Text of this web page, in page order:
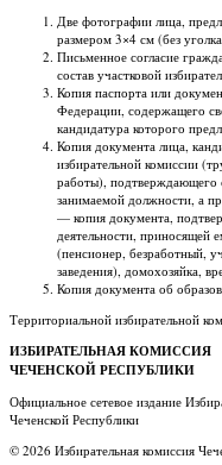
Две фотографии лица,
размером 3×4 см (без
Письменное согласие
состав участковой
Копия паспорта или
Федерации, содержащего
кандидатура которого
Копия документа лица,
избирательной комиссии
работы), подтверждающего
занимаемой должности, а
— копия документа,
деятельности, приносящей
(пенсионер, безработный,
заведения), домохозяйка,
Копия документа об
Территориальной избирательной
ИЗБИРАТЕЛЬНАЯ КОМИССИЯ
ЧЕЧЕНСКОЙ РЕСПУБЛИКИ
Официальное сетевое издание
Чеченской Республики
© 2026 Избирательная комиссия